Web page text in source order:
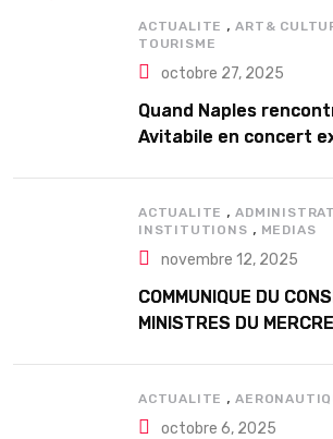
ACTUALITE ,ART&
TOURISME
octobre 27, 2025
Quand Naples
Avitabile en concert
ACTUALITE ,
INSTITUTIONS , MEDIAS
novembre 12, 2025
COMMUNIQUE DU
MINISTRES DU
ACTUALITE ,
octobre 6, 2025